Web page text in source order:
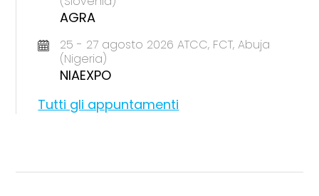
AGRA
25 - 27 agosto 2026 ATCC, FCT, Abuja
(Nigeria)
NIAEXPO
Tutti gli appuntamenti